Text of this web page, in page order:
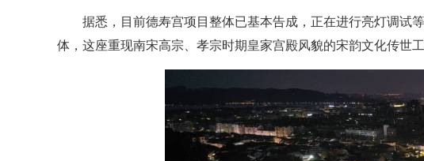
据悉，目前德寿宫项目整体已基本告成，正在进行亮灯调试
体，这座重现南宋高宗、孝宗时期皇家宫殿风貌的宋韵文化传世工